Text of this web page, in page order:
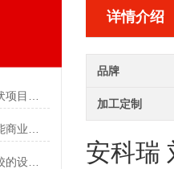
详情介绍
品牌
加工定制
安科瑞